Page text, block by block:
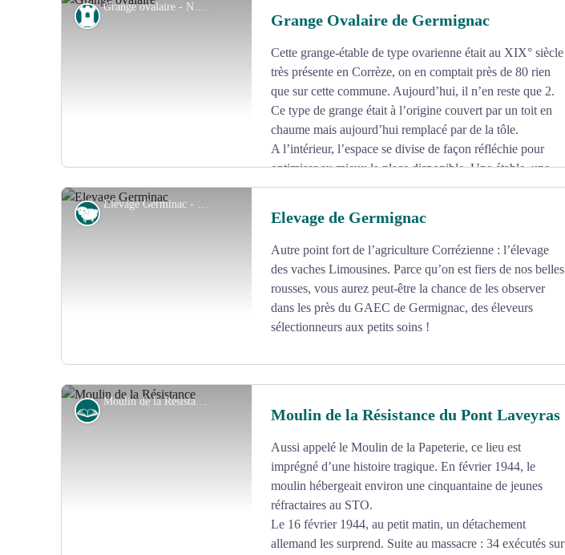
Voir l'image en plein écran
digestif.
Grange ovalaire - N.Jumelle - Office de Tourisme Terres de Corrèze
Voir l'image en plein écran
Patrimoine Grange Ovalaire de Germignac
Cette grange-étable de type ovarienne était au XIX° siècle
très présente en Corrèze, on en comptait près de 80 rien
que sur cette commune. Aujourd’hui, il n’en reste que 2.
Ce type de grange était à l’origine couvert par un toit en
chaume mais aujourd’hui remplacé par de la tôle.
A l’intérieur, l’espace se divise de façon réfléchie pour
optimiser au mieux la place disponible. Une étable, une
grange, un poulailler et une porcherie.
Elevage Germinac - N.Jumelle - Office de Tourisme Terres de Corrèze
Voir l'image en plein écran
Agropastoralisme Elevage de Germignac
Autre point fort de l’agriculture Corrézienne : l’élevage
des vaches Limousines. Parce qu’on est fiers de nos belles
rousses, vous aurez peut-être la chance de les observer
dans les près du GAEC de Germignac, des éleveurs
sélectionneurs aux petits soins !
Moulin de la Résistance - C.Bastiane - Office de tourisme Terres de Corrèze
Histoire Moulin de la Résistance du Pont Laveyras
Aussi appelé le Moulin de la Papeterie, ce lieu est
imprégné d’une histoire tragique. En février 1944, le
moulin hébergeait environ une cinquantaine de jeunes
réfractaires au STO.
Le 16 février 1944, au petit matin, un détachement
allemand les surprend. Suite au massacre : 34 exécutés sur